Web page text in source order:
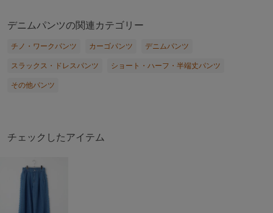
デニムパンツの関連カテゴリー
チノ・ワークパンツ カーゴパンツ デニムパンツ
スラックス・ドレスパンツ ショート・ハーフ・半端丈パンツ
その他パンツ
チェックしたアイテム